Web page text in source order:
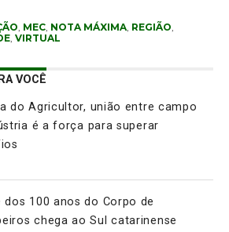
MEC, NOTA MÁXIMA, REGIÃO
, VIRTUAL
VOCÊ
do Agricultor, união entre campo
é a força para superar
dos 100 anos do Corpo de
chega ao Sul catarinense